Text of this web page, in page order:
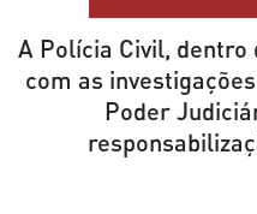
A Polícia Civil,
com as
Poder